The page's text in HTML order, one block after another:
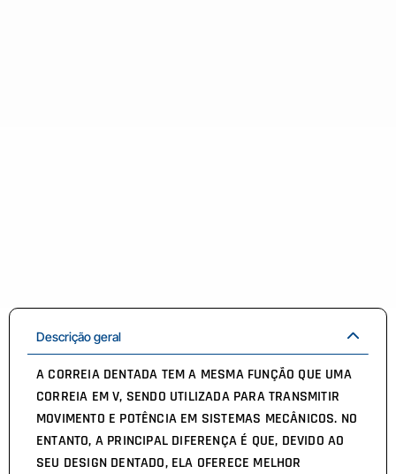
Descrição geral
A CORREIA DENTADA TEM A MESMA FUNÇÃO QUE UMA
CORREIA EM V, SENDO UTILIZADA PARA TRANSMITIR
MOVIMENTO E POTÊNCIA EM SISTEMAS MECÂNICOS. NO
ENTANTO, A PRINCIPAL DIFERENÇA É QUE, DEVIDO AO
SEU DESIGN DENTADO, ELA OFERECE MELHOR